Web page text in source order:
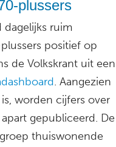
plussers
ruim
positief op
de Volkskrant uit een
. Aangezien
worden cijfers over
gepubliceerd. De
thuiswonende